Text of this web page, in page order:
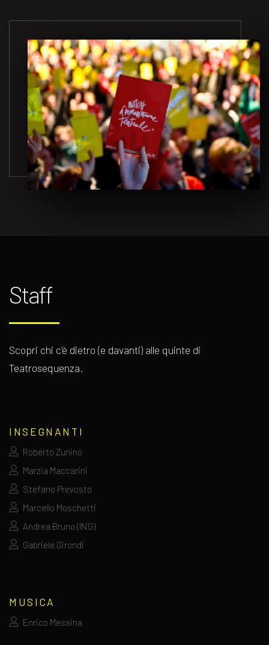
Staff
Scopri chi c’è dietro (e davanti) alle quinte di
Teatrosequenza.
INSEGNANTI
Roberto Zunino
Marzia Maccarini
Stefano Prevosto
Marcello Moschetti
Andrea Bruno (ING)
Gabriele Girondi
MUSICA
Enrico Messina